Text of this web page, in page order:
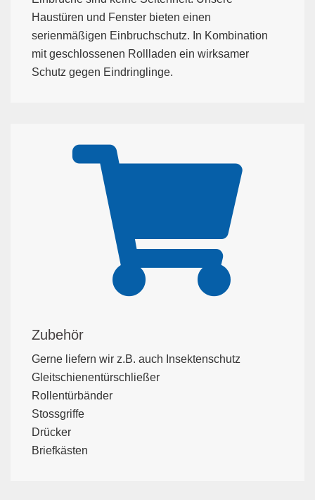
Haustüren und Fenster bieten einen
serienmäßigen Einbruchschutz. In Kombination
mit geschlossenen Rollladen ein wirksamer
Schutz gegen Eindringlinge.
Zubehör
Gerne liefern wir z.B. auch Insektenschutz
Gleitschienentürschließer
Rollentürbänder
Stossgriffe
Drücker
Briefkästen